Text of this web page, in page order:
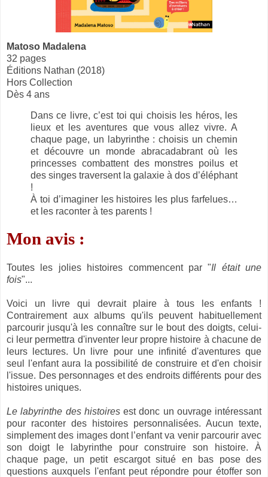
Matoso Madalena
32 pages
Éditions Nathan (2018)
Hors Collection
Dès 4 ans
Dans ce livre, c’est toi qui choisis les héros, les
lieux et les aventures que vous allez vivre. A
chaque page, un labyrinthe : choisis un chemin
et découvre un monde abracadabrant où les
princesses combattent des monstres poilus et
des singes traversent la galaxie à dos d’éléphant
!
À toi d’imaginer les histoires les plus farfelues…
et les raconter à tes parents !
Mon avis :
Toutes les jolies histoires commencent par "Il était une
fois"...
Voici un livre qui devrait plaire à tous les enfants !
Contrairement aux albums qu'ils peuvent habituellement
parcourir jusqu'à les connaître sur le bout des doigts, celui-
ci leur permettra d'inventer leur propre histoire à chacune de
leurs lectures. Un livre pour une infinité d'aventures que
seul l'enfant aura la possibilité de construire et d'en choisir
l'issue. Des personnages et des endroits différents pour des
histoires uniques.
Le labyrinthe des histoiresest donc un ouvrage intéressant
pour raconter des histoires personnalisées. Aucun texte,
simplement des images dont l’enfant va venir parcourir avec
son doigt le labyrinthe pour construire son histoire. À
chaque page, un petit escargot situé en bas pose des
questions auxquels l'enfant peut répondre pour étoffer son